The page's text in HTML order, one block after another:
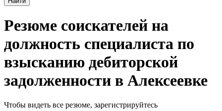
Резюме соискателей на
должность специалиста по
взысканию дебиторской
задолженности в Алексеевке
Чтобы видеть все резюме, зарегистрируйтесь